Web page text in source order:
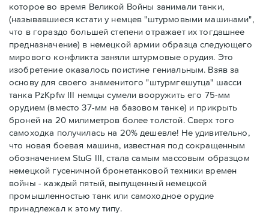
которое во время Великой Войны занимали танки,
(называвшиеся кстати у немцев "штурмовыми машинами",
что в гораздо большей степени отражает их тогдашнее
предназначение) в немецкой армии образца следующего
мирового конфликта заняли штурмовые орудия. Это
изобретение оказалось поистине гениальным. Взяв за
основу для своего знаменитого "штурмгешутца" шасси
танка PzKpfw III немцы сумели вооружить его 75-мм
орудием (вместо 37-мм на базовом танке) и прикрыть
броней на 20 милиметров более толстой. Сверх того
самоходка получилась на 20% дешевле! Не удивительно,
что новая боевая машина, известная под сокращенным
обозначением StuG III, стала самым массовым образцом
немецкой гусеничной бронетанковой техники времен
войны - каждый пятый, выпущенный немецкой
промышленностью танк или самоходное орудие
принадлежал к этому типу.